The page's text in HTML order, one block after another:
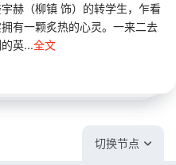
赫（柳镇 饰）的转学生，乍看
有一颗炙热的心灵。一来二去
英...全文
切换节点